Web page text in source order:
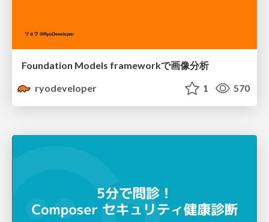
Foundation Models frameworkで画像分析
ryodeveloper
1 570